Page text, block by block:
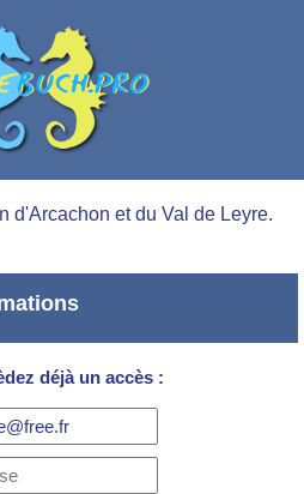
d'Arcachon et du Val de Leyre.
déjà un accès :